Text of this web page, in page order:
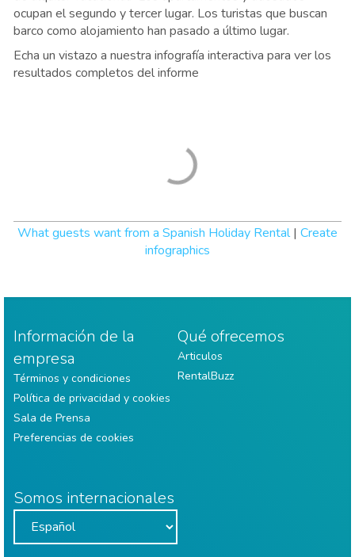
ocupan el segundo y tercer lugar. Los turistas que buscan
barco como alojamiento han pasado a último lugar.
Echa un vistazo a nuestra infografía interactiva para ver los
resultados completos del informe
What guests want from a Spanish Holiday Rental| Create
infographics
Información de la
empresa
Términos y condiciones
Política de privacidad y cookies
Sala de Prensa
Preferencias de cookies
Qué ofrecemos
Articulos
RentalBuzz
Somos internacionales